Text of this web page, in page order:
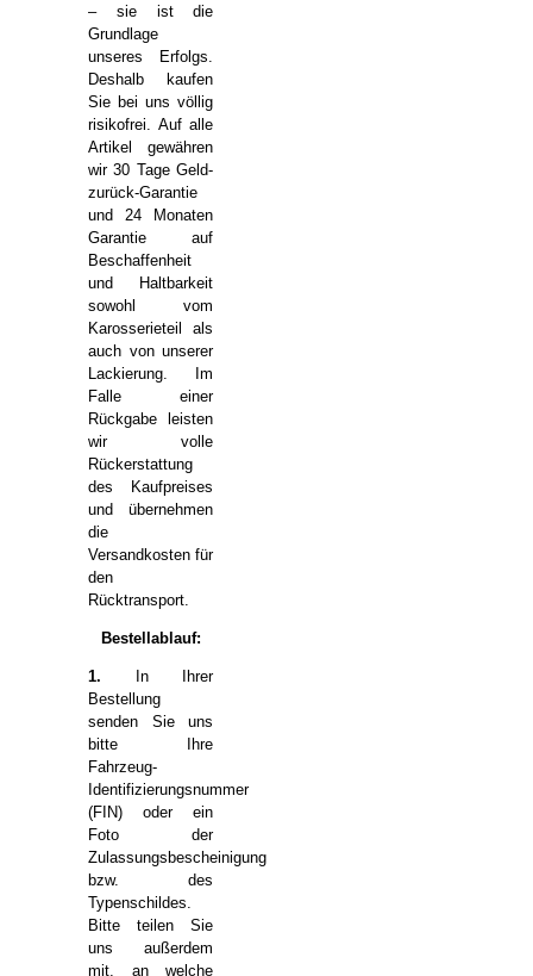
– sie ist die
Grundlage
unseres Erfolgs.
Deshalb kaufen
Sie bei uns völlig
risikofrei. Auf alle
Artikel gewähren
wir 30 Tage Geld-
zurück-Garantie
und 24 Monaten
Garantie auf
Beschaffenheit
und Haltbarkeit
sowohl vom
Karosserieteil als
auch von unserer
Lackierung. Im
Falle einer
Rückgabe leisten
wir volle
Rückerstattung
des Kaufpreises
und übernehmen
die
Versandkosten für
den
Rücktransport.
Bestellablauf:
1. In Ihrer
Bestellung
senden Sie uns
bitte Ihre
Fahrzeug-
Identifizierungsnummer
(FIN) oder ein
Foto der
Zulassungsbescheinigung
bzw. des
Typenschildes.
Bitte teilen Sie
uns außerdem
mit, an welche